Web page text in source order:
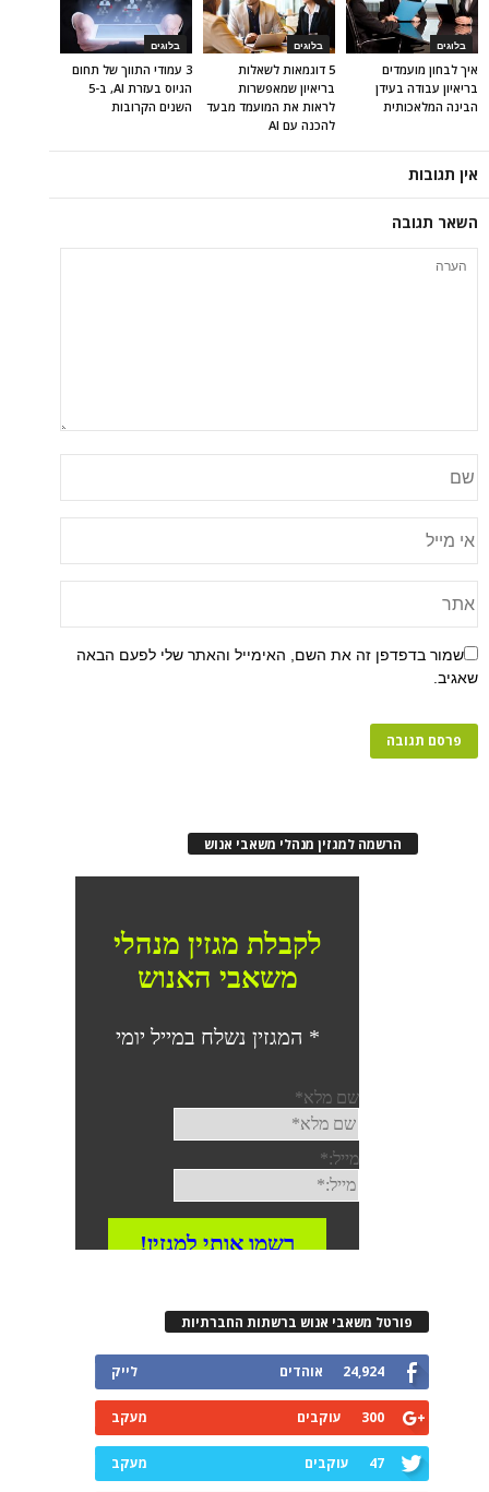
בלוגים
3 עמודי התווך של תחום
הגיוס בעזרת AI, ב-5
השנים הקרובות
בלוגים
5 דוגמאות לשאלות
בריאיון שמאפשרות
לראות את המועמד מבעד
להכנה עם AI
בלוגים
איך לבחון מועמדים
בריאיון עבודה בעידן
הבינה המלאכותית
אין תגובות
השאר תגובה
שמור בדפדפן זה את השם, האימייל והאתר שלי לפעם הבאה
שאגיב.
הרשמה למגזין מנהלי משאבי אנוש
פורטל משאבי אנוש ברשתות החברתיות
24,924 אוהדים לייק
300 עוקבים מעקב
47 עוקבים מעקב